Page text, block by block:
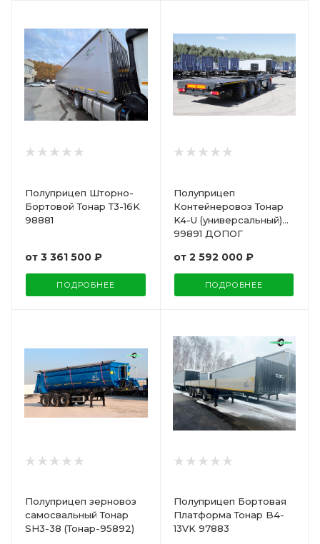
Полуприцеп Шторно-
Бортовой Тонар Т3-16K
98881
от 3 361 500 ₽
ПОДРОБНЕЕ
Полуприцеп
Контейнеровоз Тонар
K4-U (универсальный)
99891 ДОПОГ
от 2 592 000 ₽
ПОДРОБНЕЕ
Полуприцеп зерновоз
самосвальный Тонар
SH3-38 (Тонар-95892)
Полуприцеп Бортовая
Платформа Тонар B4-
13VK 97883